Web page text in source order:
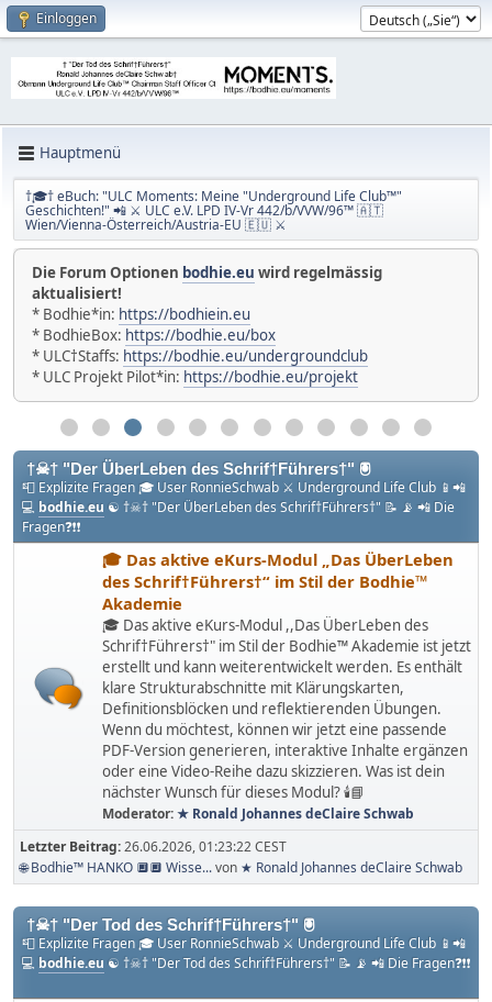
Einloggen
Hauptmenü
†🎓† eBuch: "ULC Moments: Meine "Underground Life Club™"
Geschichten!" 📲 ⚔ ULC e.V. LPD IV-Vr 442/b/VVW/96™ 🇦🇹
Wien/Vienna-Österreich/Austria-EU 🇪🇺 ⚔
Die Forum Optionen bodhie.eu wird regelmässig
aktualisiert!
* Bodhie*in: https://bodhiein.eu
* BodhieBox: https://bodhie.eu/box
* ULC†Staffs: https://bodhie.eu/undergroundclub
* ULC Projekt Pilot*in: https://bodhie.eu/projekt
Willkommen in einer Welt des Wissens und der
Selbstverwirklichung!
†☠† "Der ÜberLeben des Schrif†Führers†" 🖲
📮 Explizite Fragen 🎓 User RonnieSchwab ⚔ Underground Life Club 📱📲
💻 bodhie.eu ☯ †☠† "Der ÜberLeben des Schrif†Führers†" 📝 📡 📲 Die
Fragen❓❗❗
🎓 Das aktive eKurs-Modul „Das ÜberLeben
des Schrif†Führers†“ im Stil der Bodhie™
Akademie
🎓 Das aktive eKurs-Modul ,,Das ÜberLeben des
Schrif†Führers†" im Stil der Bodhie™ Akademie ist jetzt
erstellt und kann weiterentwickelt werden. Es enthält
klare Strukturabschnitte mit Klärungskarten,
Definitionsblöcken und reflektierenden Übungen.
Wenn du möchtest, können wir jetzt eine passende
PDF-Version generieren, interaktive Inhalte ergänzen
oder eine Video-Reihe dazu skizzieren. Was ist dein
nächster Wunsch für dieses Modul? 🕯️📘
Moderator:★ Ronald Johannes deClaire Schwab
Letzter Beitrag:26.06.2026, 01:23:22 CEST
🌐 Bodhie™ HANKO 🔲🔲 Wisse...von ★ Ronald Johannes deClaire Schwab
†☠† "Der Tod des Schrif†Führers†" 🖲
📮 Explizite Fragen 🎓 User RonnieSchwab ⚔ Underground Life Club 📱📲
💻 bodhie.eu ☯ †☠† "Der Tod des Schrif†Führers†" 📝 📡 📲 Die Fragen❓❗❗